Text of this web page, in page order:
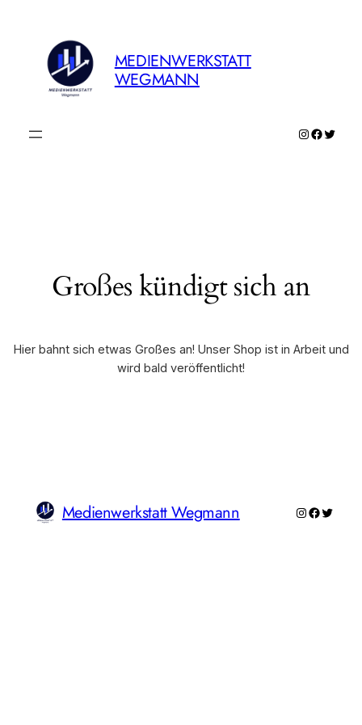
MEDIENWERKSTATT
WEGMANN
Instagram
Großes kündigt sich an
Hier bahnt sich etwas Großes an! Unser Shop ist in Arbeit und
wird bald veröffentlicht!
Medienwerkstatt Wegmann Instagram